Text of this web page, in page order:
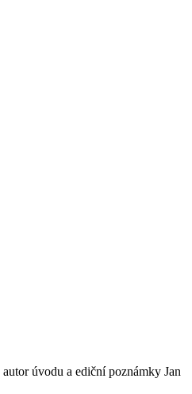
úvodu a ediční poznámky Jan